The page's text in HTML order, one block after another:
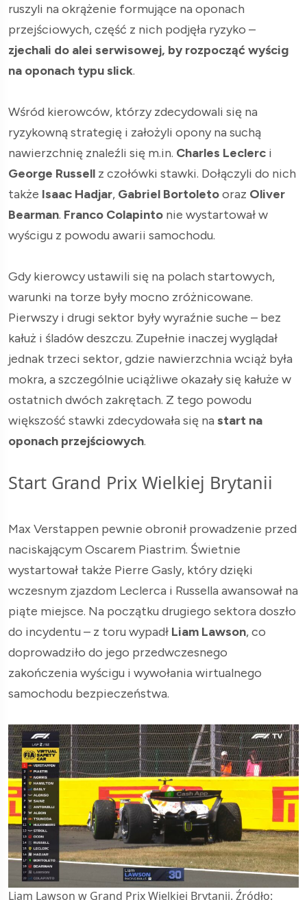
ruszyli na okrążenie formujące na oponach
przejściowych, część z nich podjęła ryzyko –
zjechali do alei serwisowej, by rozpocząć wyścig
na oponach typu slick.
Wśród kierowców, którzy zdecydowali się na
ryzykowną strategię i założyli opony na suchą
nawierzchnię znaleźli się m.in. Charles Leclerc i
George Russell z czołówki stawki. Dołączyli do nich
także Isaac Hadjar, Gabriel Bortoletooraz Oliver
Bearman. Franco Colapinto nie wystartował w
wyścigu z powodu awarii samochodu.
Gdy kierowcy ustawili się na polach startowych,
warunki na torze były mocno zróżnicowane.
Pierwszy i drugi sektor były wyraźnie suche – bez
kałuż i śladów deszczu. Zupełnie inaczej wyglądał
jednak trzeci sektor, gdzie nawierzchnia wciąż była
mokra, a szczególnie uciążliwe okazały się kałuże w
ostatnich dwóch zakrętach. Z tego powodu
większość stawki zdecydowała się na start na
oponach przejściowych.
Start Grand Prix Wielkiej Brytanii
Max Verstappen pewnie obronił prowadzenie przed
naciskającym Oscarem Piastrim. Świetnie
wystartował także Pierre Gasly, który dzięki
wczesnym zjazdom Leclerca i Russella awansował na
piąte miejsce. Na początku drugiego sektora doszło
do incydentu – z toru wypadł Liam Lawson, co
doprowadziło do jego przedwczesnego
zakończenia wyścigu i wywołania wirtualnego
samochodu bezpieczeństwa.
Liam Lawson w Grand Prix Wielkiej Brytanii. Źródło: